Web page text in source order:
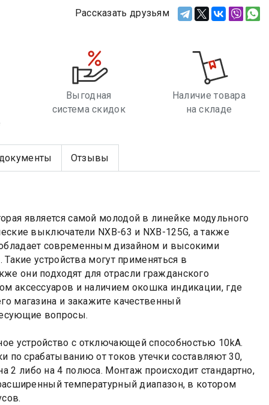
Рассказать друзьям
Выгодная
система скидок
Наличие товара
на складе
Отзывы
является самой молодой в линейке модульного
выключатели NXB-63 и NXB-125G, а также
обладает современным дизайном и высокими
устройства могут применяться в
они подходят для отрасли гражданского
аксессуаров и наличием окошка индикации, где
магазина и закажите качественный
вопросы.
устройство с отключающей способностью 10kA.
по срабатыванию от токов утечки составляют 30,
либо на 4 полюса. Монтаж происходит стандартно,
температурный диапазон, в котором